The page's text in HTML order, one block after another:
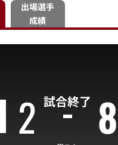
出場選手
成績
試合終了
2 8